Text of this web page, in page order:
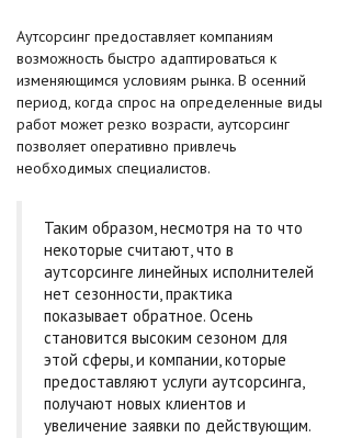
Аутсорсинг предоставляет компаниям
возможность быстро адаптироваться к
изменяющимся условиям рынка. В осенний
период, когда спрос на определенные виды
работ может резко возрасти, аутсорсинг
позволяет оперативно привлечь
необходимых специалистов.
Таким образом, несмотря на то что
некоторые считают, что в
аутсорсинге линейных исполнителей
нет сезонности, практика
показывает обратное. Осень
становится высоким сезоном для
этой сферы, и компании, которые
предоставляют услуги аутсорсинга,
получают новых клиентов и
увеличение заявки по действующим.